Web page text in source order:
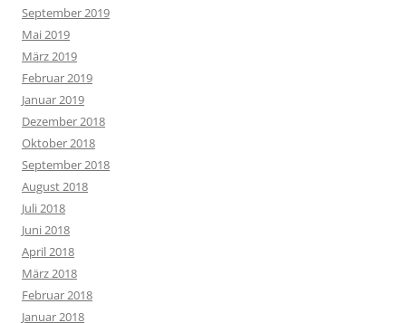
September 2019
Mai 2019
März 2019
Februar 2019
Januar 2019
Dezember 2018
Oktober 2018
September 2018
August 2018
Juli 2018
Juni 2018
April 2018
März 2018
Februar 2018
Januar 2018